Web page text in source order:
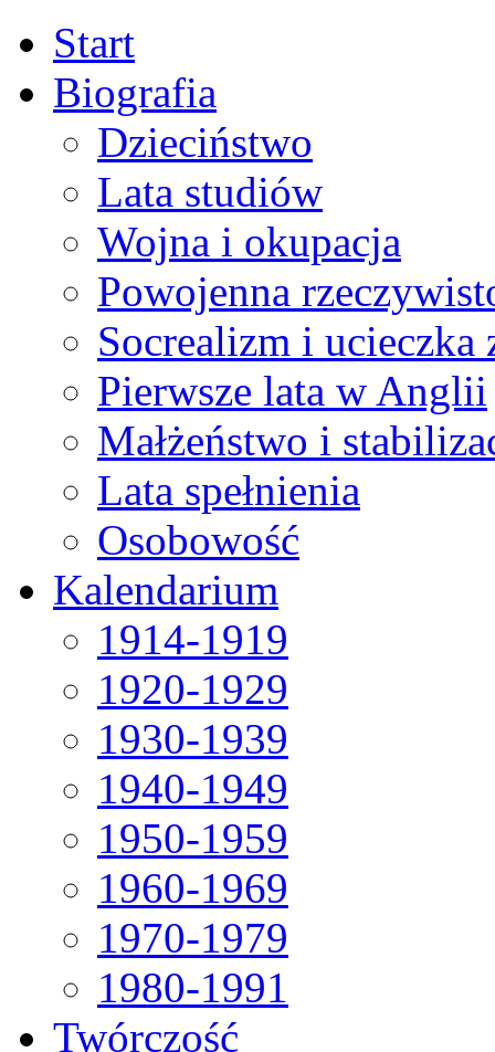
Start
Biografia
Dzieciństwo
Lata studiów
Wojna i okupacja
Powojenna
Socrealizm i ucieczka
Pierwsze lata w Anglii
Małżeństwo i
Lata spełnienia
Osobowość
Kalendarium
1914-1919
1920-1929
1930-1939
1940-1949
1950-1959
1960-1969
1970-1979
1980-1991
Twórczość